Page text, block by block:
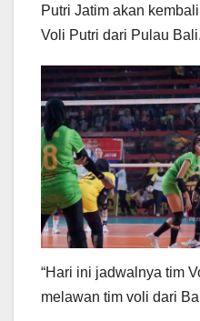
Putri Jatim akan
Voli Putri dari Pulau Bali.
“Hari ini jadwalnya tim
melawan tim voli dari